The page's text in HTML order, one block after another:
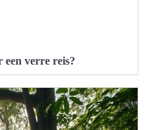
een verre reis?